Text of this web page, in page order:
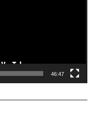
46:47